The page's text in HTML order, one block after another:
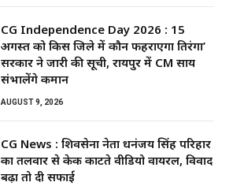
CG Independence Day 2026 : 15
अगस्त को किस जिले में कौन फहराएगा तिरंगा’
सरकार ने जारी की सूची, रायपुर में CM साय
संभालेंगे कमान
AUGUST 9, 2026
CG News : शिवसेना नेता धनंजय सिंह परिहार
का तलवार से केक काटते वीडियो वायरल, विवाद
बढ़ा तो दी सफाई